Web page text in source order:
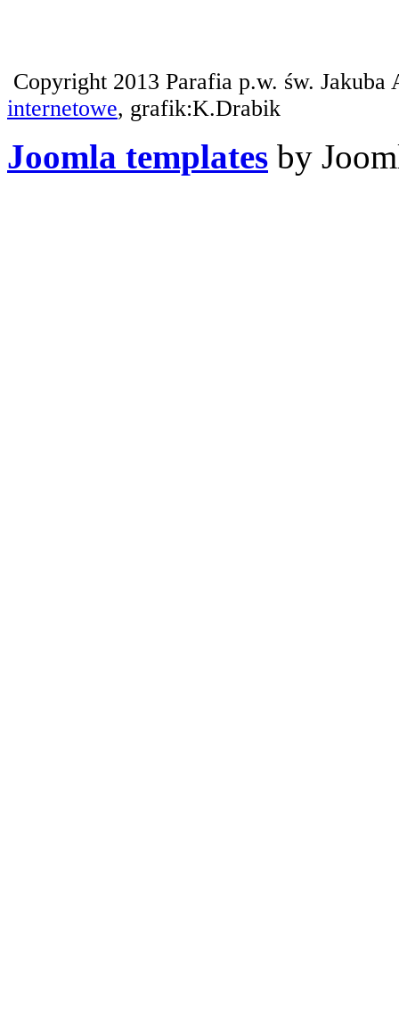
Copyright 2013 Parafia p.w. św.
internetowe, grafik:K.Drabik
Joomla templates by